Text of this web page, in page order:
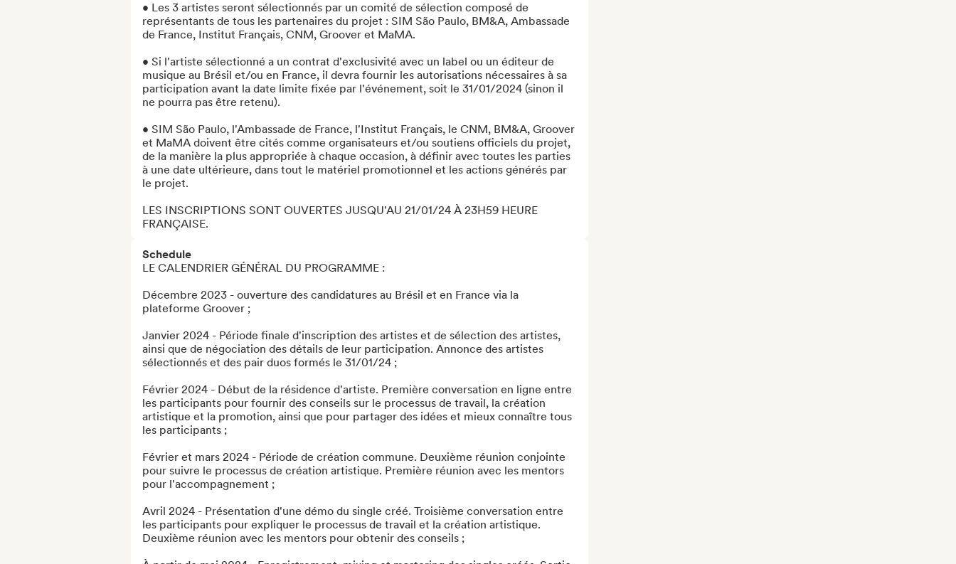
• Les 3 artistes seront sélectionnés par un comité de sélection composé de
représentants de tous les partenaires du projet : SIM São Paulo, BM&A, Ambassade
de France, Institut Français, CNM, Groover et MaMA.
• Si l'artiste sélectionné a un contrat d'exclusivité avec un label ou un éditeur de
musique au Brésil et/ou en France, il devra fournir les autorisations nécessaires à sa
participation avant la date limite fixée par l'événement, soit le 31/01/2024 (sinon il
ne pourra pas être retenu).
• SIM São Paulo, l'Ambassade de France, l'Institut Français, le CNM, BM&A, Groover
et MaMA doivent être cités comme organisateurs et/ou soutiens officiels du projet,
de la manière la plus appropriée à chaque occasion, à définir avec toutes les parties
à une date ultérieure, dans tout le matériel promotionnel et les actions générés par
le projet.
LES INSCRIPTIONS SONT OUVERTES JUSQU'AU 21/01/24 À 23H59 HEURE
FRANÇAISE.
Schedule
LE CALENDRIER GÉNÉRAL DU PROGRAMME :
Décembre 2023 - ouverture des candidatures au Brésil et en France via la
plateforme Groover ;
Janvier 2024 - Période finale d'inscription des artistes et de sélection des artistes,
ainsi que de négociation des détails de leur participation. Annonce des artistes
sélectionnés et des pair duos formés le 31/01/24 ;
Février 2024 - Début de la résidence d'artiste. Première conversation en ligne entre
les participants pour fournir des conseils sur le processus de travail, la création
artistique et la promotion, ainsi que pour partager des idées et mieux connaître tous
les participants ;
Février et mars 2024 - Période de création commune. Deuxième réunion conjointe
pour suivre le processus de création artistique. Première réunion avec les mentors
pour l'accompagnement ;
Avril 2024 - Présentation d'une démo du single créé. Troisième conversation entre
les participants pour expliquer le processus de travail et la création artistique.
Deuxième réunion avec les mentors pour obtenir des conseils ;